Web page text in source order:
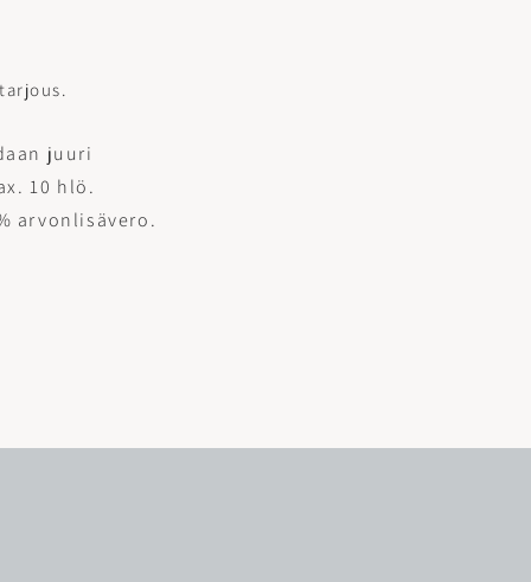
juuri
10 hlö.
arvonlisävero.